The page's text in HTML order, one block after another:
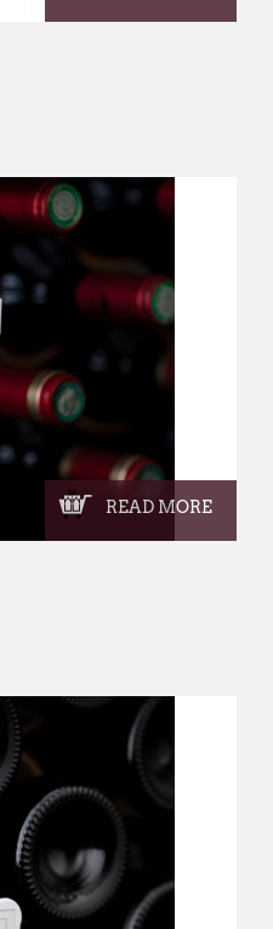
READ MORE